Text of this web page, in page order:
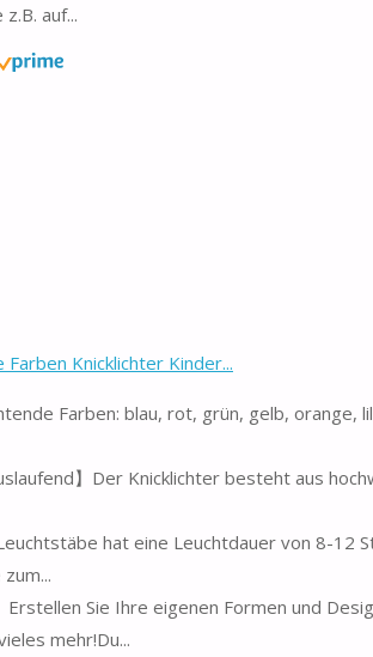
auf...
Knicklichter Kinder...
Farben: blau, rot, grün, gelb,
】Der Knicklichter besteht aus
hat eine Leuchtdauer von 8-
Erstellen Sie Ihre eigenen Formen und
mehr!Du...